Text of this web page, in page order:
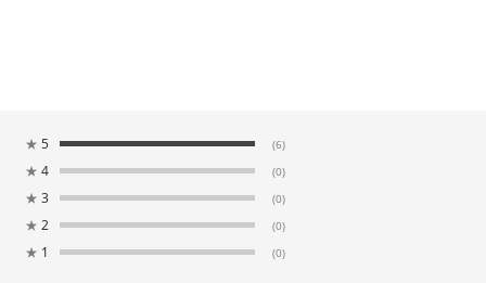
★ 5 (6)
★ 4 (0)
★ 3 (0)
★ 2 (0)
★ 1 (0)